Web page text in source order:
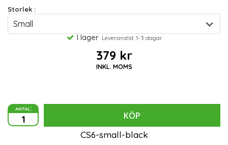
Storlek :
I lager Leveranstid: 1-3 dagar
379 kr
INKL. MOMS
antal:
KÖP
CS6-small-black